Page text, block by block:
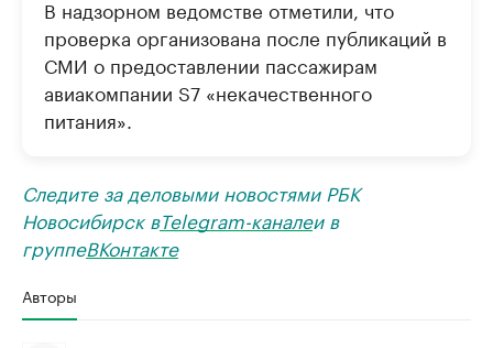
В надзорном ведомстве отметили, что
проверка организована после публикаций в
СМИ о предоставлении пассажирам
авиакомпании S7 «некачественного
питания».
Следите за деловыми новостями РБК
Новосибирск вTelegram-каналеи в
группеВКонтакте
Авторы